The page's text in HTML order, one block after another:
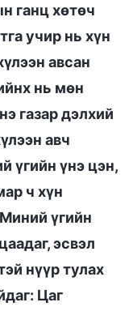
ганц хөтөч
учир нь хүн
авсан
нь мөн
газар дэлхий
авч
үгийн үнэ цэн,
ч хүн
үгийн
эсвэл
нүүр тулах
Цаг